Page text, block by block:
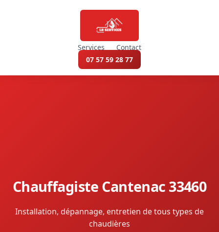
Services
Contact
07 57 59 28 77
Chauffagiste Cantenac 33460
Installation, dépannage, entretien de tous types de
chaudières